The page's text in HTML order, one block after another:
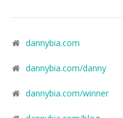
dannybia.com
dannybia.com/danny
dannybia.com/winner